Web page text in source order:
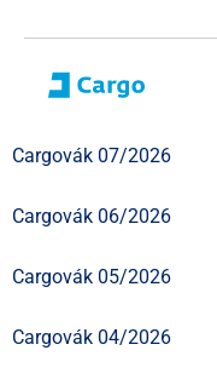
Cargovák 07/2026
Cargovák 06/2026
Cargovák 05/2026
Cargovák 04/2026